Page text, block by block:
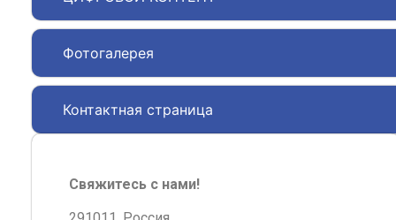
Фотогалерея
Контактная страница
Свяжитесь с нами!